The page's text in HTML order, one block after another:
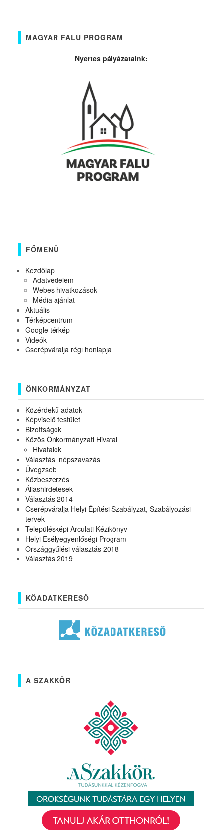
MAGYAR FALU PROGRAM
Nyertes pályázataink:
FŐMENÜ
Kezdőlap
Adatvédelem
Webes hivatkozások
Média ajánlat
Aktuális
Térképcentrum
Google térkép
Videók
Cserépváralja régi honlapja
ÖNKORMÁNYZAT
Közérdekű adatok
Képviselő testület
Bizottságok
Közös Önkormányzati Hivatal
Hivatalok
Választás, népszavazás
Üvegzseb
Közbeszerzés
Álláshirdetések
Választás 2014
Cserépváralja Helyi Építési Szabályzat, Szabályozási
tervek
Településképi Arculati Kézikönyv
Helyi Esélyegyenlőségi Program
Országgyűlési választás 2018
Választás 2019
KÖADATKERESŐ
A SZAKKÖR